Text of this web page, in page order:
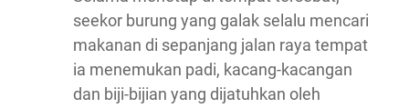
seekor burung yang galak selalu mencari
makanan di sepanjang jalan raya tempat
ia menemukan padi, kacang-kacangan
dan biji-bijian yang dijatuhkan oleh